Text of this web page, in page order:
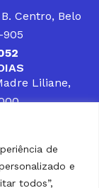
de
e
todos”,
Centro, Belo
905
Liliane,
8309-8660
SERVIÇOS
À
SENDO
NA
POR